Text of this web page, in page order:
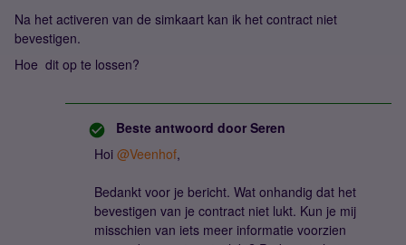
Na het activeren van de simkaart kan ik het contract niet
bevestigen.
Hoe dit op te lossen?
Beste antwoord door Seren
Hoi @Veenhof,
Bedankt voor je bericht. Wat onhandig dat het
bevestigen van je contract niet lukt. Kun je mij
misschien van iets meer informatie voorzien